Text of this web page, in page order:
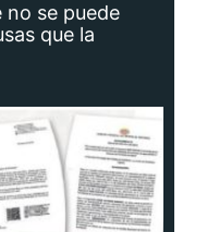
no se puede
que la